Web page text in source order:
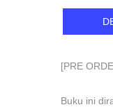
[PRE
Buku ini